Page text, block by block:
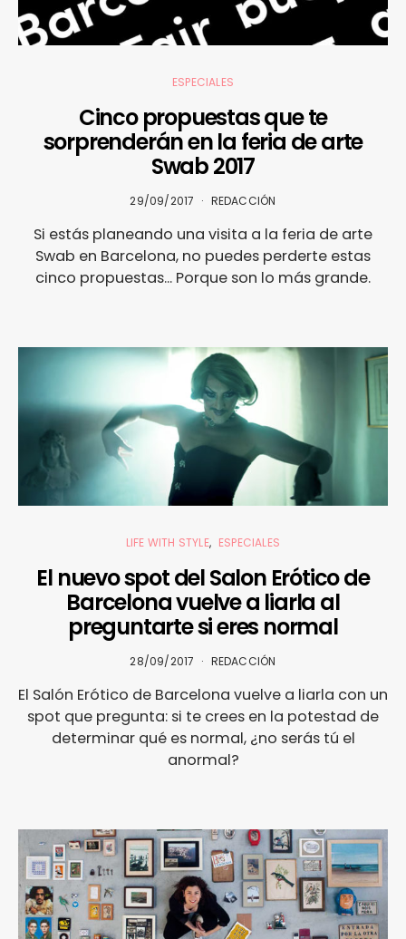
ESPECIALES
Cinco propuestas que te
sorprenderán en la feria de arte
Swab 2017
29/09/2017 REDACCIÓN
Si estás planeando una visita a la feria de arte
Swab en Barcelona, no puedes perderte estas
cinco propuestas... Porque son lo más grande.
LIFE WITH STYLE ESPECIALES
El nuevo spot del Salon Erótico de
Barcelona vuelve a liarla al
preguntarte si eres normal
28/09/2017 REDACCIÓN
El Salón Erótico de Barcelona vuelve a liarla con un
spot que pregunta: si te crees en la potestad de
determinar qué es normal, ¿no serás tú el
anormal?